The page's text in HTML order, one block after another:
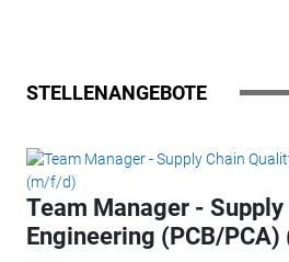
STELLENANGEBOTE
Team Manager -
Engineering (PCB/